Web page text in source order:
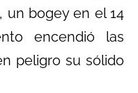
un bogey en el 14
encendió las
peligro su sólido